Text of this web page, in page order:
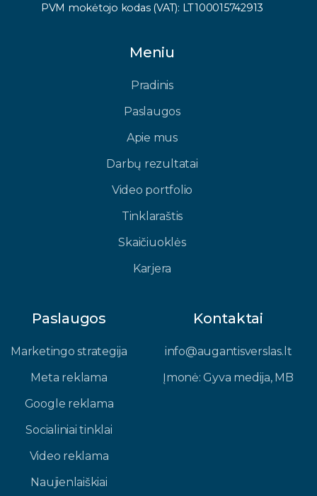
PVM mokėtojo kodas (VAT): LT100015742913
Meniu
Pradinis
Paslaugos
Apie mus
Darbų rezultatai
Video portfolio
Tinklaraštis
Skaičiuoklės
Karjera
Paslaugos
Marketingo strategija
Meta reklama
Google reklama
Socialiniai tinklai
Video reklama
Naujienlaiškiai
Kontaktai
info@augantisverslas.lt​
Įmonė: Gyva medija, MB​